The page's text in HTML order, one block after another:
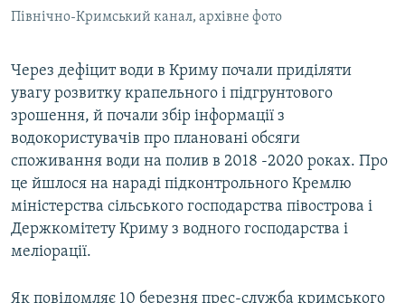
ІНФОГРАФІКА
ДОЛУЧАЙСЯ!
Усі сайти RFE/RL
Північно-Кримський канал, архівне фото
Через дефіцит води в Криму почали приділяти
увагу розвитку крапельного і підгрунтового
зрошення, й почали збір інформації з
водокористувачів про плановані обсяги
споживання води на полив в 2018 -2020 роках. Про
це йшлося на нараді підконтрольного Кремлю
міністерства сільського господарства півострова і
Держкомітету Криму з водного господарства і
меліорації.
Як повідомляє 10 березня прес-служба кримського